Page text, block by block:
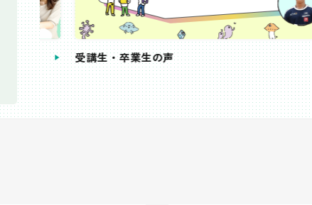
受講生・卒業生の声